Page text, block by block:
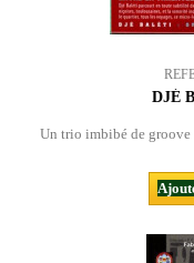
DJÉ
Un trio imbibé de